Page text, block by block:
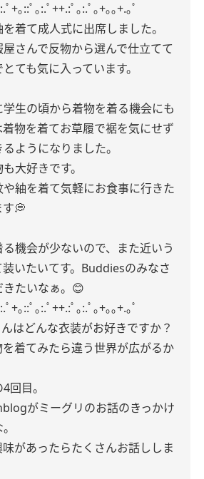
+｡::ﾟ｡:.ﾟ++.:ﾟ｡:.ﾟ｡+｡｡+.｡ﾟ
着て成人式に出席しました。
さんで反物から選んで仕立てて
ても気に入っています。
生の頃から着物を着る機会にも
物を着てお草履で裾を気にせず
ようになりました。
大好きです。
紬を着て気軽にお食事に行きた
💭
機会が少ないので、また近いう
いたいてす。Buddiesのみなさ
たいなぁ。😊
+｡::ﾟ｡:.ﾟ++.:ﾟ｡:.ﾟ｡+｡｡+.｡ﾟ
はどんな衣装がお好きですか？
着てみたら違う世界が広がるか
回目。
がミーグリのお話のきっかけ
があったらたくさんお話ししま